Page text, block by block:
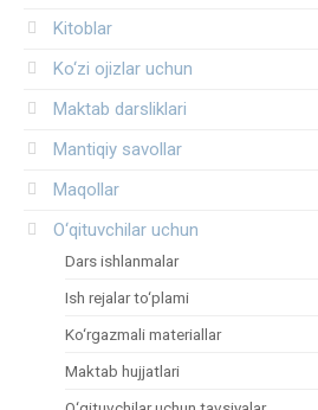
Kitoblar
Ko‘zi ojizlar uchun
Maktab darsliklari
Mantiqiy savollar
Maqollar
O‘qituvchilar uchun
Dars ishlanmalar
Ish rejalar to‘plami
Ko‘rgazmali materiallar
Maktab hujjatlari